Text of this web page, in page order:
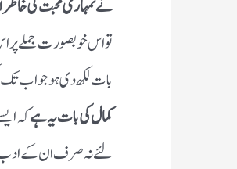
نے تمہاری محبت کی خاطر
تو اس خوبصورت جملے پر
بات لکھ دی ہو جو اب تک
کمال کی بات یہ ہےکہ
لئے نہ صرف ان کے ادب کو